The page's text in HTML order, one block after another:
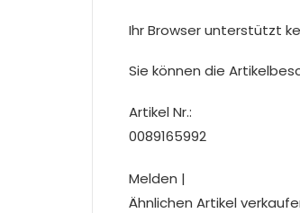
Ihr Browser unterstützt
Sie können die
Artikel Nr.:
0089165992
Melden |
Ähnlichen Artikel